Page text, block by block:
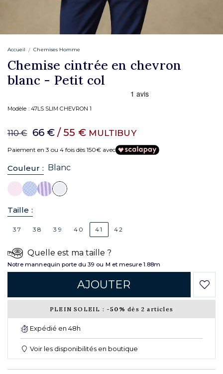
Accueil Chemises Homme
Chemise cintrée en chevron
blanc - Petit col
Modèle : 47LS SLIM CHEVRON 1
110 € 66 € / 55 € MULTIBUY
Paiement en 3 ou 4 fois dès 150€ avec
Couleur : Blanc
Taille :
37 38 39 40 41 42
Quelle est ma taille ?
Notre mannequin porte du 39 ou M et mesure 1.88m
AJOUTER
PLEIN SOLEIL : -50% dès 2 articles
Expédié en 48h
Voir les disponibilités en boutique